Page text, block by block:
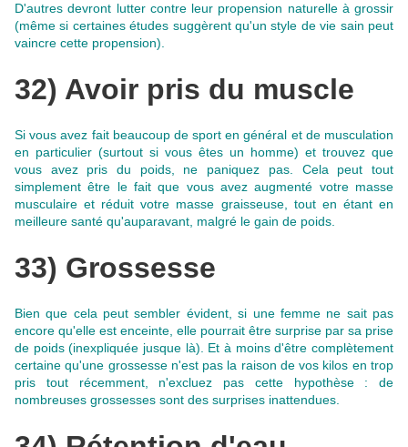
D'autres devront lutter contre leur propension naturelle à grossir
(même si certaines études suggèrent qu'un style de vie sain peut
vaincre cette propension).
32) Avoir pris du muscle
Si vous avez fait beaucoup de sport en général et de musculation
en particulier (surtout si vous êtes un homme) et trouvez que
vous avez pris du poids, ne paniquez pas. Cela peut tout
simplement être le fait que vous avez augmenté votre masse
musculaire et réduit votre masse graisseuse, tout en étant en
meilleure santé qu'auparavant, malgré le gain de poids.
33) Grossesse
Bien que cela peut sembler évident, si une femme ne sait pas
encore qu'elle est enceinte, elle pourrait être surprise par sa prise
de poids (inexpliquée jusque là). Et à moins d'être complètement
certaine qu'une grossesse n'est pas la raison de vos kilos en trop
pris tout récemment, n'excluez pas cette hypothèse : de
nombreuses grossesses sont des surprises inattendues.